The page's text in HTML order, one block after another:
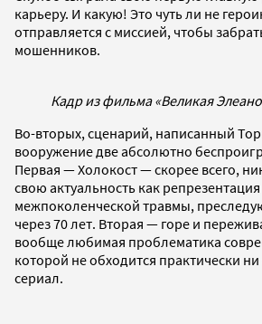
карьеру. И какую! Это чуть ли не
отправляется с миссией, чтобы
мошенников.
Кадр из фильма «Великая
Во-вторых, сценарий, написанный
вооружение две абсолютно
Первая — Холокост — скорее всего,
свою актуальность как
межпоколенческой травмы,
через 70 лет. Вторая — горе и
вообще любимая проблематика
которой не обходится практически
сериал.